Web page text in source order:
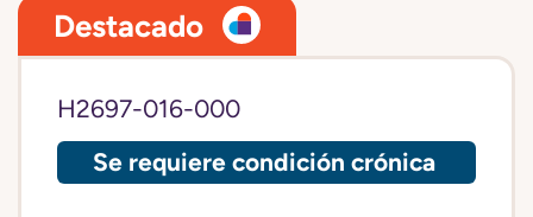
Destacado
H2697-016-000
Se requiere condición crónica